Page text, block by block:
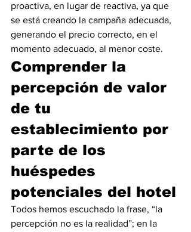
proactiva, en lugar de reactiva, ya que
se está creando la campaña adecuada,
generando el precio correcto, en el
momento adecuado, al menor coste.
Comprender la
percepción de valor
de tu
establecimiento por
parte de los
huéspedes
potenciales del hotel
Todos hemos escuchado la frase, “la
percepción no es la realidad”; en la